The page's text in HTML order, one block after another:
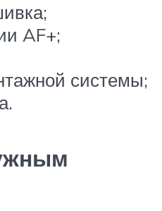
AF+;
системы;